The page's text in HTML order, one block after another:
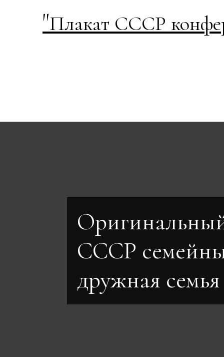
"Плакат СССР
СССР
дружная